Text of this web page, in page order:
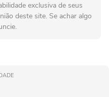
exclusiva de seus
deste site. Se achar algo